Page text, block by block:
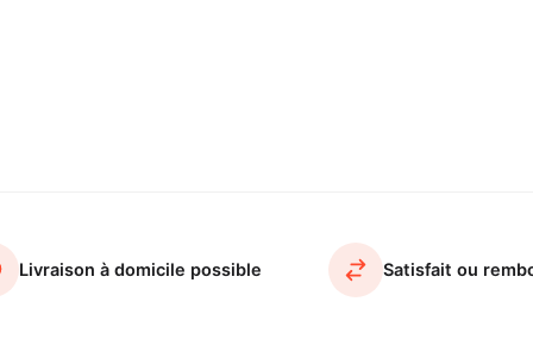
Livraison à domicile possible Satisfait ou